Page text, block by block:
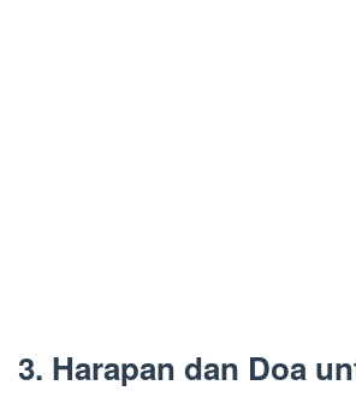
3. Harapan dan Doa